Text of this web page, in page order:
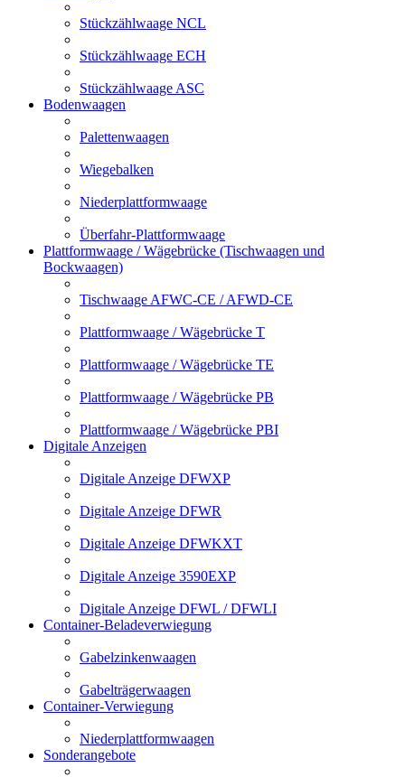
Stückzählwaage NCL
Stückzählwaage ECH
Stückzählwaage ASC
Bodenwaagen
Palettenwaagen
Wiegebalken
Niederplattformwaage
Überfahr-Plattformwaage
Plattformwaage / Wägebrücke (Tischwaagen und
Bockwaagen)
Tischwaage AFWC-CE / AFWD-CE
Plattformwaage / Wägebrücke T
Plattformwaage / Wägebrücke TE
Plattformwaage / Wägebrücke PB
Plattformwaage / Wägebrücke PBI
Digitale Anzeigen
Digitale Anzeige DFWXP
Digitale Anzeige DFWR
Digitale Anzeige DFWKXT
Digitale Anzeige 3590EXP
Digitale Anzeige DFWL / DFWLI
Container-Beladeverwiegung
Gabelzinkenwaagen
Gabelträgerwaagen
Container-Verwiegung
Niederplattformwaagen
Sonderangebote